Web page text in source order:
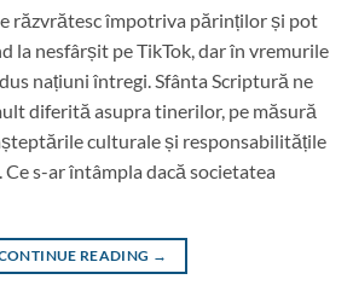
răzvrătesc împotriva părinților și pot
la nesfârșit pe TikTok, dar în vremurile
națiuni întregi. Sfânta Scriptură ne
diferită asupra tinerilor, pe măsură
culturale și responsabilitățile
s-ar întâmpla dacă societatea
READING →